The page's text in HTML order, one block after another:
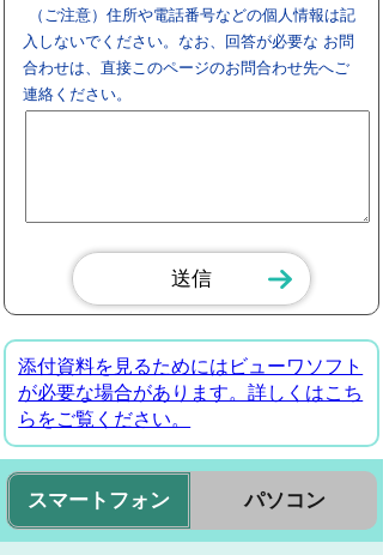
（ご注意）住所や電話番号などの個人情報は記
入しないでください。なお、回答が必要な お問
合わせは、直接このページのお問合わせ先へご
連絡ください。
添付資料を見るためにはビューワソフト
が必要な場合があります。詳しくはこち
らをご覧ください。
スマートフォン パソコン